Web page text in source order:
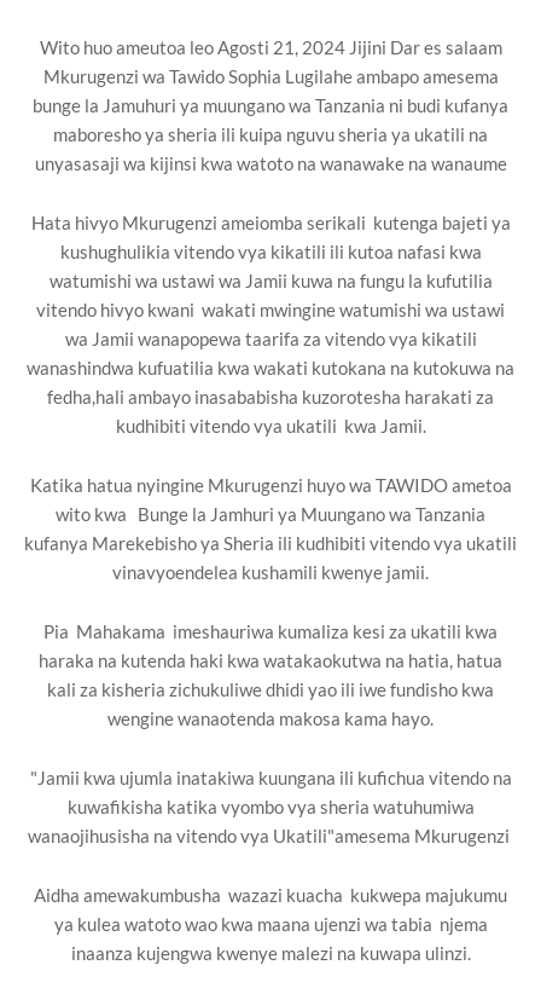
Wito huo ameutoa leo Agosti 21, 2024 Jijini Dar es salaam
Mkurugenzi wa Tawido Sophia Lugilahe ambapo amesema
bunge la Jamuhuri ya muungano wa Tanzania ni budi kufanya
maboresho ya sheria ili kuipa nguvu sheria ya ukatili na
unyasasaji wa kijinsi kwa watoto na wanawake na wanaume
Hata hivyo Mkurugenzi ameiomba serikali kutenga bajeti ya
kushughulikia vitendo vya kikatili ili kutoa nafasi kwa
watumishi wa ustawi wa Jamii kuwa na fungu la kufutilia
vitendo hivyo kwani wakati mwingine watumishi wa ustawi
wa Jamii wanapopewa taarifa za vitendo vya kikatili
wanashindwa kufuatilia kwa wakati kutokana na kutokuwa na
fedha,hali ambayo inasababisha kuzorotesha harakati za
kudhibiti vitendo vya ukatili kwa Jamii.
Katika hatua nyingine Mkurugenzi huyo wa TAWIDO ametoa
wito kwa Bunge la Jamhuri ya Muungano wa Tanzania
kufanya Marekebisho ya Sheria ili kudhibiti vitendo vya ukatili
vinavyoendelea kushamili kwenye jamii.
Pia Mahakama imeshauriwa kumaliza kesi za ukatili kwa
haraka na kutenda haki kwa watakaokutwa na hatia, hatua
kali za kisheria zichukuliwe dhidi yao ili iwe fundisho kwa
wengine wanaotenda makosa kama hayo.
"Jamii kwa ujumla inatakiwa kuungana ili kufichua vitendo na
kuwafikisha katika vyombo vya sheria watuhumiwa
wanaojihusisha na vitendo vya Ukatili"amesema Mkurugenzi
Aidha amewakumbusha wazazi kuacha kukwepa majukumu
ya kulea watoto wao kwa maana ujenzi wa tabia njema
inaanza kujengwa kwenye malezi na kuwapa ulinzi.